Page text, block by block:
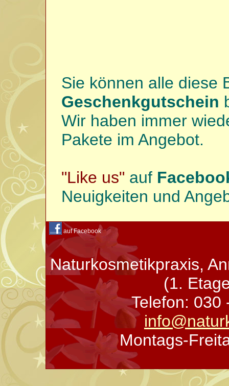
Sie können alle diese
Geschenkgutschein
Wir haben immer
Pakete im Angebot.
"Like us" auf
Neuigkeiten und
auf Facebook
Naturkosmetikpraxis,
(1.
Telefon: 030
Montags-